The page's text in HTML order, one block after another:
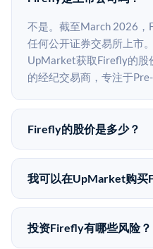
不是。截至March 2026，
任何公开证券交易所上市
UpMarket获取Firefly的股
的经纪交易商，专注于Pre-
Firefly的股价是多少？
Firefly没有公开股价，因
已知股价来自其最近一轮
不同。
我可以在UpMarket购买
可以。合格投资者可以通
upmarket.co创建账户来
投资Firefly有哪些风险？